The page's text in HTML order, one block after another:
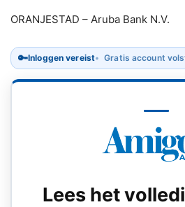
ORANJESTAD – Aruba Bank N.V.
🔑Inloggen vereist Gratis account
Lees het